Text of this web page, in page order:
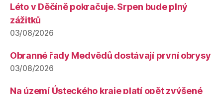
Léto v Děčíně pokračuje. Srpen bude plný
zážitků
03/08/2026
Obranné řady Medvědů dostávají první obrysy
03/08/2026
Na území Ústeckého kraje platí opět zvýšené